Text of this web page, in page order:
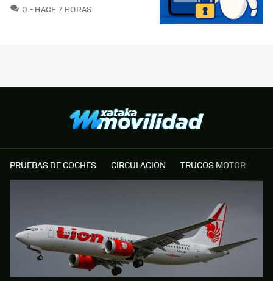
0 COMENTARIOS
HACE 7 HORAS
PRUEBAS DE COCHES CIRCULACION TRUCOS MOTOR